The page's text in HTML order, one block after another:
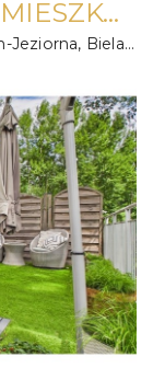
REZERWACJA -104 M2 - MIESZKANIE W KONSTANCINIE
Bielawska